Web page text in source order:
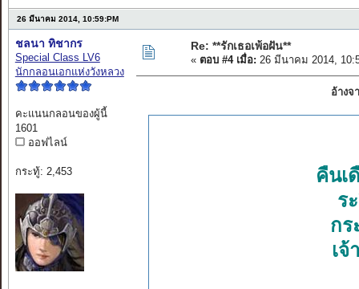
26 มีนาคม 2014, 10:59:PM
ชลนา ทิชากร
Special Class LV6
นักกลอนเอกแห่งวังหลวง
คะแนนกลอนของผู้นี้
1601
ออฟไลน์
กระทู้: 2,453
Re: **รักเธอเพ้อฝัน**
« ตอบ #4 เมื่อ: 26 มีนาคม 2014,
อ้างจ
คืนเ
ร
กร
เจ้